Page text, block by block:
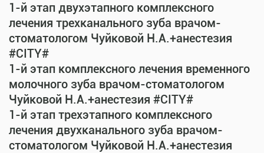
1-й этап двухэтапного комплексного
лечения трехканального зуба врачом-
стоматологом Чуйковой Н.А.+анестезия
#CITY#
1-й этап комплексного лечения временного
молочного зуба врачом-стоматологом
Чуйковой Н.А.+анестезия #CITY#
1-й этап трехэтапного комплексного
лечения двухканального зуба врачом-
стоматологом Чуйковой Н.А.+анестезия